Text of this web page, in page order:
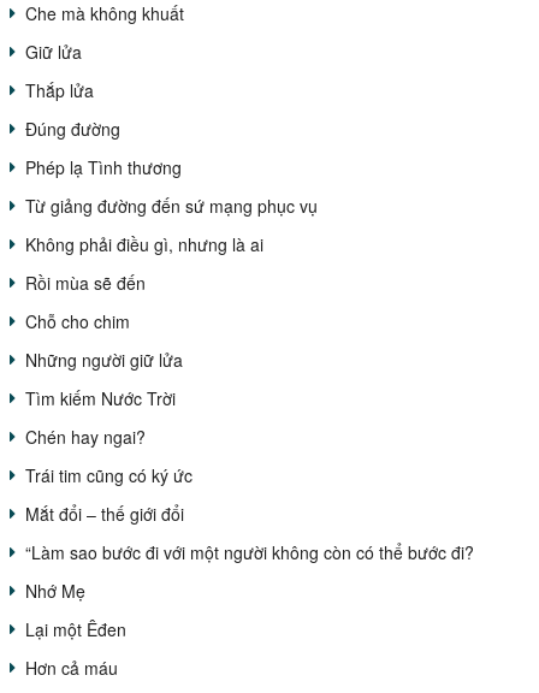
Che mà không khuất
Giữ lửa
Thắp lửa
Đúng đường
Phép lạ Tình thương
Từ giảng đường đến sứ mạng phục vụ
Không phải điều gì, nhưng là ai
Rồi mùa sẽ đến
Chỗ cho chim
Những người giữ lửa
Tìm kiếm Nước Trời
Chén hay ngai?
Trái tim cũng có ký ức
Mắt đổi – thế giới đổi
“Làm sao bước đi với một người không còn có thể bước đi?
Nhớ Mẹ
Lại một Êđen
Hơn cả máu